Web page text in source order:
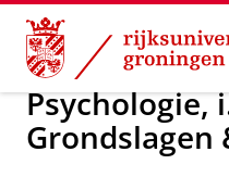
Skip
Content
Skip
Navigation
Over ons Praktische
Psychologie,
Grondslagen